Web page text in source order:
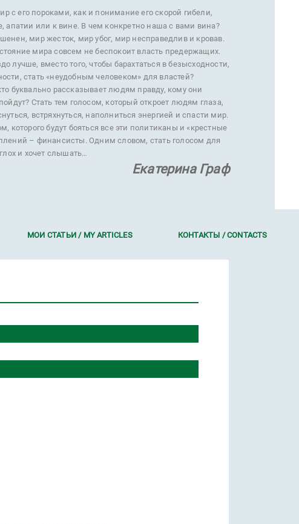
с его пороками, как и понимание его скорой гибели,
апатии или к вине. В чем конкретно наша с вами вина?
мир жесток, мир убог, мир несправедлив и кровав.
мира совсем не беспокоит власть предержащих.
лучше, вместо того, чтобы барахтаться в безысходности,
стать «неудобным человеком» для властей?
буквально рассказывает людям правду, кому они
Стать тем голосом, который откроет людям глаза,
встряхнуться, наполниться энергией и спасти мир.
которого будут бояться все эти политиканы и «крестные
– финансисты. Одним словом, стать голосом для
и хочет слышать…
Екатерина Граф
МОИ СТАТЬИ / MY ARTICLES КОНТАКТЫ / CONTACTS